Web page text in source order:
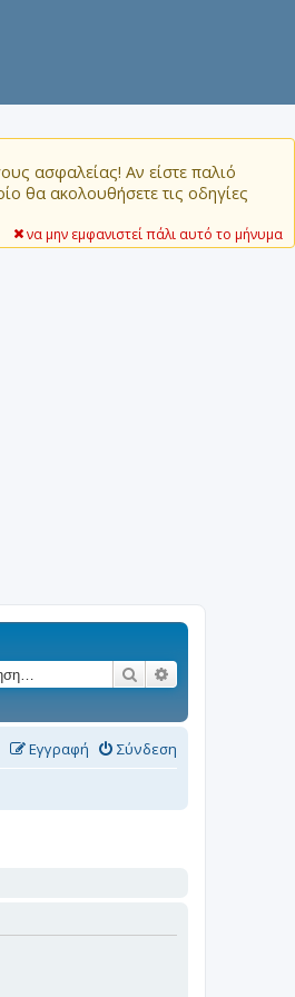
ασφαλείας! Αν είστε παλιό
θα ακολουθήσετε τις οδηγίες
να μην εμφανιστεί πάλι αυτό το μήνυμα
Αναζήτηση
Σύνδεση
Εγγραφή